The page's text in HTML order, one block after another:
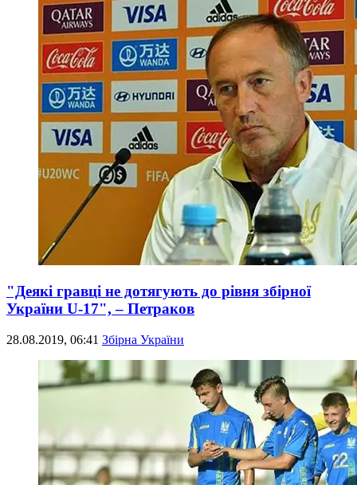
"Деякі гравці не дотягують до рівня збірної
України U-17", – Петраков
28.08.2019, 06:41 Збірна України